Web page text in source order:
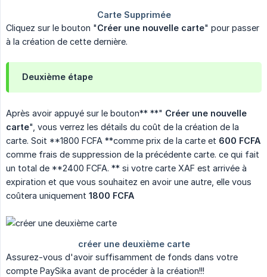
Cliquez sur le bouton "Créer une nouvelle carte" pour passer
à la création de cette dernière.
Deuxième étape
Après avoir appuyé sur le bouton** **" Créer une nouvelle
carte", vous verrez les détails du coût de la création de la
carte. Soit **1800 FCFA **comme prix de la carte et 600 FCFA
comme frais de suppression de la précédente carte. ce qui fait
un total de **2400 FCFA. ** si votre carte XAF est arrivée à
expiration et que vous souhaitez en avoir une autre, elle vous
coûtera uniquement 1800 FCFA
Assurez-vous d'avoir suffisamment de fonds dans votre
compte PaySika avant de procéder à la création!!!